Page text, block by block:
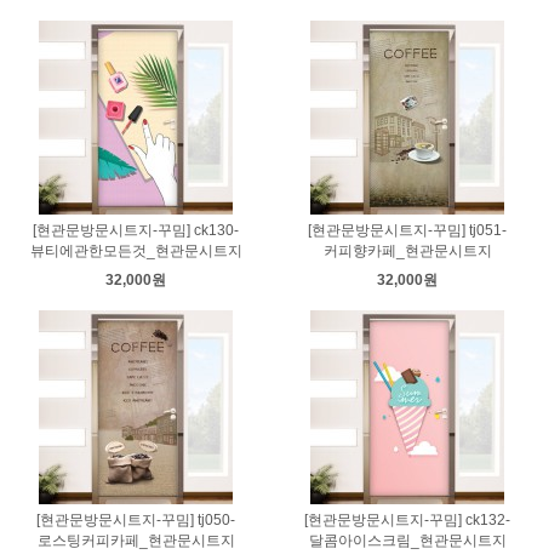
[현관문방문시트지-꾸밈] ck130-
뷰티에관한모든것_현관문시트지
32,000원
[현관문방문시트지-꾸밈] tj051-
커피향카페_현관문시트지
32,000원
[현관문방문시트지-꾸밈] tj050-
로스팅커피카페_현관문시트지
[현관문방문시트지-꾸밈] ck132-
달콤아이스크림_현관문시트지